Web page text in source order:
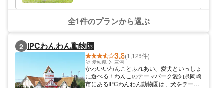
全1件のプランから選ぶ
2 IPCわんわん動物園
3.8(1,126件)
愛知県 三河
かわいいわんことふれあい、愛犬といっしょ
に遊べる！わんこのテーマパーク愛知県岡崎
市にあるIPCわんわん動物園は、犬をテーマ